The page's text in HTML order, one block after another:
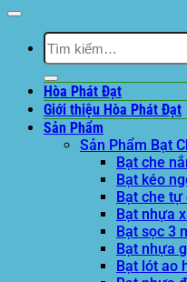
Tìm
kiếm:
Hòa Phát Đạt
Giới thiệu Hòa Phát Đạt
Sản Phẩm
Sản Phẩm Bạt
Bạt che
Bạt kéo
Bạt che tự
Bạt nhựa
Bạt sọc 3
Bạt nhựa
Bạt lót ao